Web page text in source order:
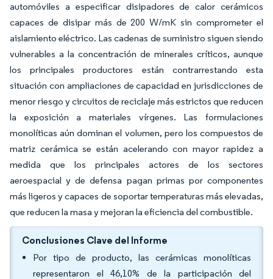
automóviles a especificar disipadores de calor cerámicos
capaces de disipar más de 200 W/mK sin comprometer el
aislamiento eléctrico. Las cadenas de suministro siguen siendo
vulnerables a la concentración de minerales críticos, aunque
los principales productores están contrarrestando esta
situación con ampliaciones de capacidad en jurisdicciones de
menor riesgo y circuitos de reciclaje más estrictos que reducen
la exposición a materiales vírgenes. Las formulaciones
monolíticas aún dominan el volumen, pero los compuestos de
matriz cerámica se están acelerando con mayor rapidez a
medida que los principales actores de los sectores
aeroespacial y de defensa pagan primas por componentes
más ligeros y capaces de soportar temperaturas más elevadas,
que reducen la masa y mejoran la eficiencia del combustible.
Conclusiones Clave del Informe
Por tipo de producto, las cerámicas monolíticas
representaron el 46,10% de la participación del